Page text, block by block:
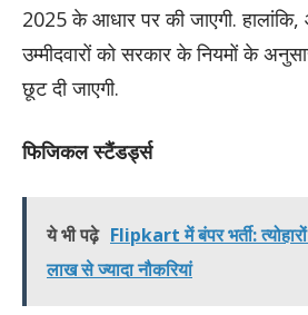
2025 के आधार पर की जाएगी. हालांकि,
उम्मीदवारों को सरकार के नियमों के
छूट दी जाएगी.
फिजिकल स्टैंडर्ड्स
ये भी पढ़े Flipkart में बंपर भर्ती:
लाख से ज्यादा नौकरियां